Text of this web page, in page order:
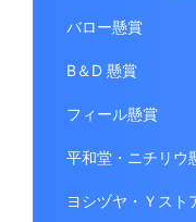
バロー懸賞
B＆D 懸賞
フィール懸賞
平和堂・ニチリウ
ヨシヅヤ・Ｙスト